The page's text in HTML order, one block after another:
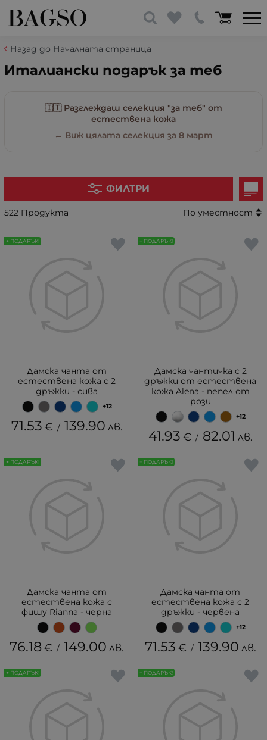
Назад до Началната страница
Италиански подарък за теб
🇮🇹 Разглеждаш селекция "за теб" от
естествена кожа
← Виж цялата селекция за 8 март
ФИЛТРИ
522 Продукта По уместност
Дамска чанта от
естествена кожа с 2
дръжки - сива
+12
71.53 € / 139.90 лв.
+ ПОДАРЪК!
Дамска чантичка с 2
дръжки от естествена
кожа Alena - пепел от
рози
+12
41.93 € / 82.01 лв.
+ ПОДАРЪК!
Дамска чанта от
естествена кожа с
фишу Rianna - черна
76.18 € / 149.00 лв.
+ ПОДАРЪК!
Дамска чанта от
естествена кожа с 2
дръжки - червена
+12
71.53 € / 139.90 лв.
+ ПОДАРЪК!
+ ПОДАРЪК! + ПОДАРЪК!